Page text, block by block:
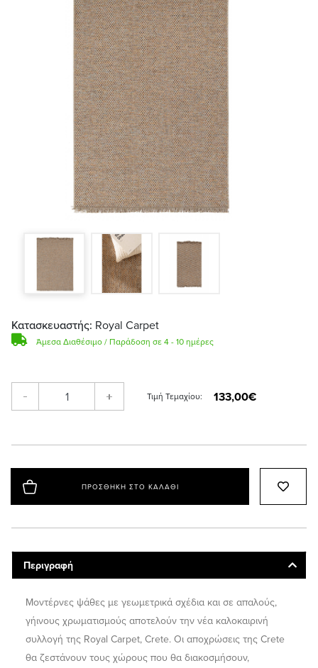
Κατασκευαστής: Royal Carpet
Άμεσα Διαθέσιμο / Παράδοση σε 4 - 10 ημέρες
- + Τιμή Τεμαχίου: 133,00€
ΠΡΟΣΘΉΚΗ ΣΤΟ ΚΑΛΆΘΙ
Περιγραφή
Μοντέρνες ψάθες με γεωμετρικά σχέδια και σε απαλούς,
γήινους χρωματισμούς αποτελούν την νέα καλοκαιρινή
συλλογή της Royal Carpet, Crete. Οι αποχρώσεις της Crete
θα ζεστάνουν τους χώρους που θα διακοσμήσουν,